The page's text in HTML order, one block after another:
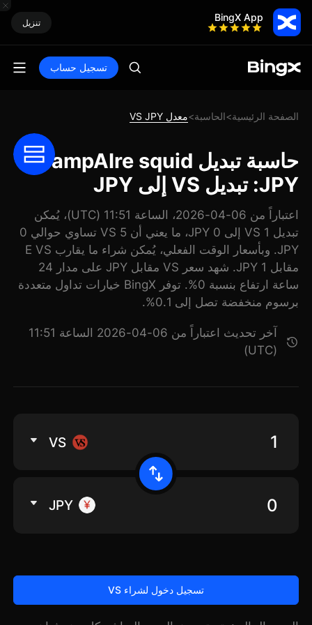
BingX App تنزيل
تسجيل حساب
الصفحة الرئيسية>الحاسبة>معدل VS JPY
حاسبة تبديل VampAIre squid
JPY: تبديل VS إلى JPY
اعتباراً من 06-04-2026، الساعة 11:51 (UTC)، يُمكن
تبديل 1 VS إلى 0 JPY، ما يعني أن 5 VS تساوي حوالي 0
JPY. وبأسعار الوقت الفعلي، يُمكن شراء ما يقارب E VS
مقابل 1 JPY. شهد سعر VS مقابل JPY على مدار 24
ساعة ارتفاع بنسبة 0%. توفر BingX خيارات تداول متعددة
برسوم منخفضة تصل إلى 0.1%.
آخر تحديث اعتباراً من 06-04-2026 الساعة 11:51
(UTC)
VS
JPY
تسجيل دخول لشراء VS